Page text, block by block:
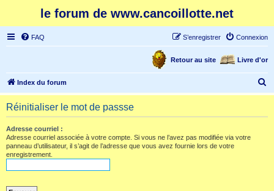
le forum de www.cancoillotte.net
FAQ Connexion
S’enregistrer
Livre d'or
Retour au site
Index du forum
e
Réinitialiser le mot de passse
Adresse courriel :
Adresse courriel associée à votre compte. Si vous ne l’avez pas modifiée via votre
panneau d’utilisateur, il s’agit de l’adresse que vous avez fournie lors de votre
enregistrement.